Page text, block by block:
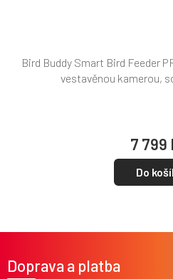
7 799
Do
Bird Buddy Smart Bird Feeder
vestavěnou kamerou,
Doprava a platba